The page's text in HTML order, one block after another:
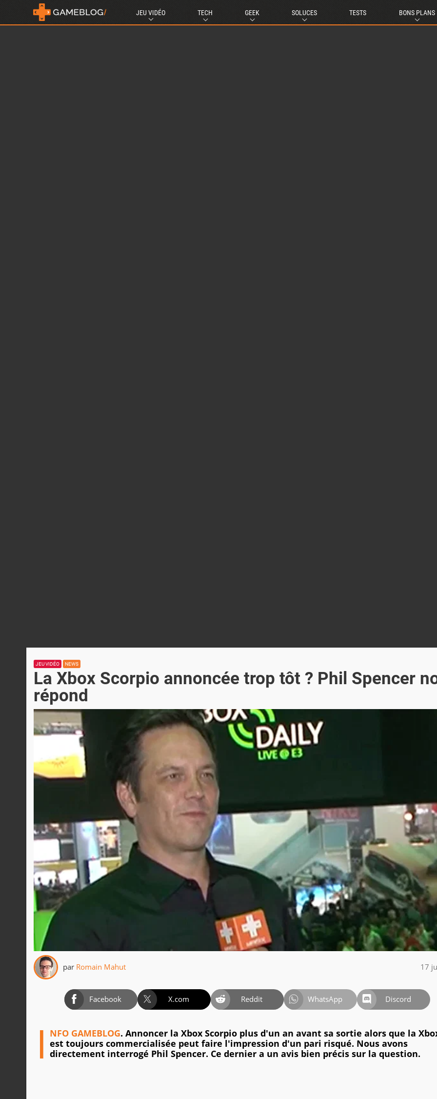
JEU VIDÉO TECH GEEK SOLUCES TESTS BONS PLANS
JEU VIDÉO NEWS
La Xbox Scorpio annoncée trop tôt ? Phil Spencer
répond
par Romain Mahut 17
Facebook X.com Reddit WhatsApp Discord
I NFO GAMEBLOG. Annoncer la Xbox Scorpio plus d'un an avant sa sortie alors que la
est toujours commercialisée peut faire l'impression d'un pari risqué. Nous avons
directement interrogé Phil Spencer. Ce dernier a un avis bien précis sur la question.